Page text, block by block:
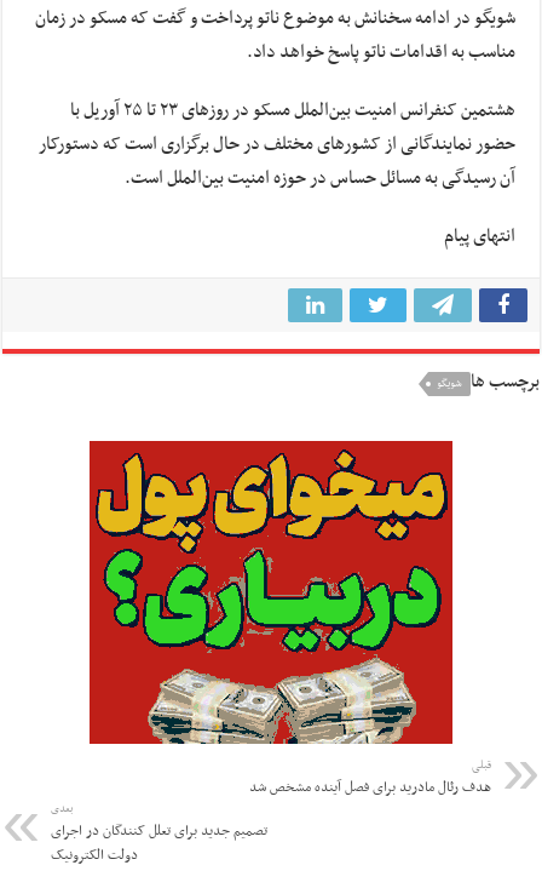
شویگودر ادامه سخنانش به موضوع ناتو پرداخت و گفت که مسکو در زمان
مناسب به اقدامات ناتو پاسخ خواهد داد.
هشتمین کنفرانس امنیت بین‌الملل مسکو در روزهای ۲۳ تا ۲۵ آوریل با
حضور نمایندگانی از کشورهای مختلف در حال برگزاری است که دستورکار
آن رسیدگی به مسائل حساس در حوزه امنیت بین‌الملل است.
انتهای پیام
برچسب ها شویگو
قبلی
هدف رئال مادرید برای فصل آینده مشخص شد
بعدی
تصمیم جدید برای تعلل کنندگان در اجرای
دولت الکترونیک